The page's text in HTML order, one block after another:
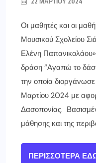
Οι μαθητές και οι
Μουσικού Σχολείου
Ελένη
δράση “Αγαπώ το
την οποία
Μαρτίου 2024 με
Δασοπονίας.
μάθησης και της
ΠΕΡΙΣΣΌΤΕΡΑ